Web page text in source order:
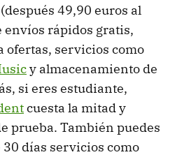
49,90 euros al
envíos rápidos gratis,
ofertas, servicios como
y almacenamiento de
si eres estudiante,
cuesta la mitad y
prueba. También puedes
días servicios como